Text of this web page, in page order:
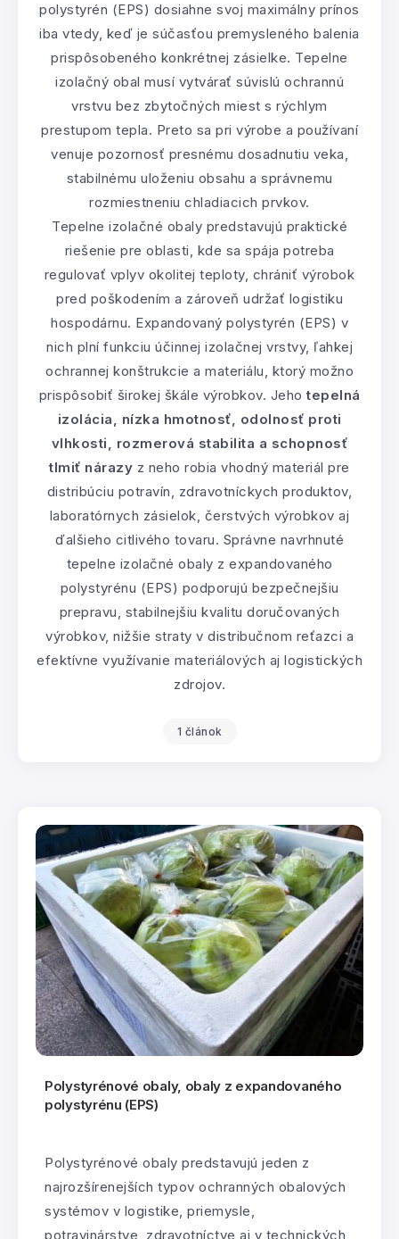
polystyrén (EPS) dosiahne svoj maximálny prínos
iba vtedy, keď je súčasťou premysleného balenia
prispôsobeného konkrétnej zásielke. Tepelne
izolačný obal musí vytvárať súvislú ochrannú
vrstvu bez zbytočných miest s rýchlym
prestupom tepla. Preto sa pri výrobe a používaní
venuje pozornosť presnému dosadnutiu veka,
stabilnému uloženiu obsahu a správnemu
rozmiestneniu chladiacich prvkov.
Tepelne izolačné obaly predstavujú praktické
riešenie pre oblasti, kde sa spája potreba
regulovať vplyv okolitej teploty, chrániť výrobok
pred poškodením a zároveň udržať logistiku
hospodárnu. Expandovaný polystyrén (EPS) v
nich plní funkciu účinnej izolačnej vrstvy, ľahkej
ochrannej konštrukcie a materiálu, ktorý možno
prispôsobiť širokej škále výrobkov. Jehotepelná
izolácia, nízka hmotnosť, odolnosť proti
vlhkosti, rozmerová stabilita a schopnosť
tlmiť nárazy z neho robia vhodný materiál pre
distribúciu potravín, zdravotníckych produktov,
laboratórnych zásielok, čerstvých výrobkov aj
ďalšieho citlivého tovaru. Správne navrhnuté
tepelne izolačné obaly z expandovaného
polystyrénu (EPS) podporujú bezpečnejšiu
prepravu, stabilnejšiu kvalitu doručovaných
výrobkov, nižšie straty v distribučnom reťazci a
efektívne využívanie materiálových aj logistických
zdrojov.
1 článok
Polystyrénové obaly, obaly z expandovaného
polystyrénu (EPS)
Polystyrénové obaly predstavujú jeden z
najrozšírenejších typov ochranných obalových
systémov v logistike, priemysle,
potravinárstve, zdravotníctve aj v technických